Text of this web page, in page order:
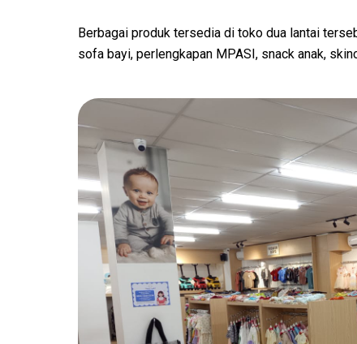
Berbagai produk tersedia di toko dua lantai
sofa bayi, perlengkapan MPASI, snack anak,